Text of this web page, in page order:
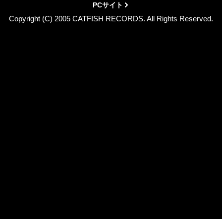
PCサイト
Copyright (C) 2005 CATFISH RECORDS. All Rights Reserved.